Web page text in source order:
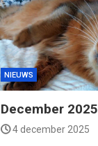
NIEUWS
December 2025
4 december 2025